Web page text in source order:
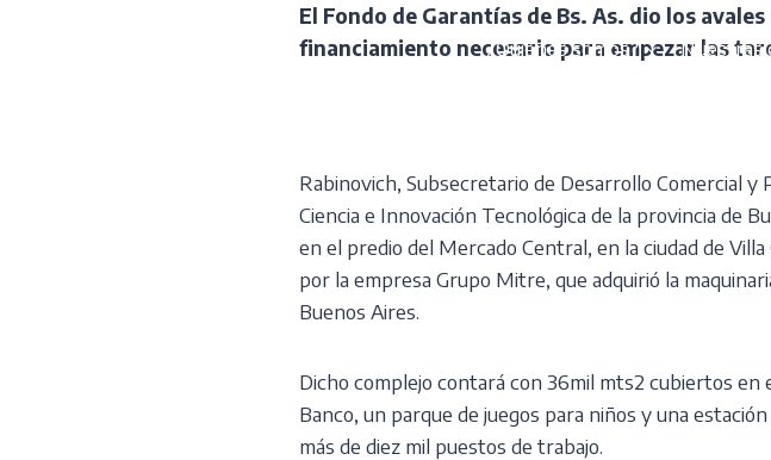
¿Quiénes somos? Nuestras
El Fondo de Garantías de Bs. As. dio los
financiamiento necesario para empezar las
Rabinovich, Subsecretario de Desarrollo Comercial
Ciencia e Innovación Tecnológica de la provincia de
en el predio del Mercado Central, en la ciudad de
por la empresa Grupo Mitre, que adquirió la
Buenos Aires.
Dicho complejo contará con 36mil mts2 cubiertos en
Banco, un parque de juegos para niños y una
más de diez mil puestos de trabajo.